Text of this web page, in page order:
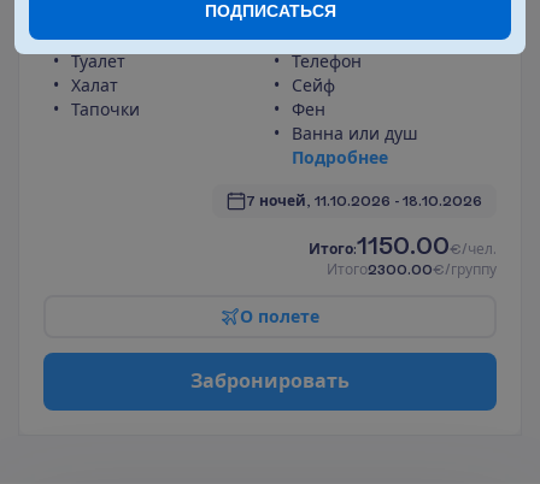
Туалет
Халат
Тапочки
Телефон
Сейф
Фен
Ванна или душ
Подробнее
7 ночей, 11.10.2026 - 18.10.2026
И того:1150.00€/чел.
Итого2300.00€/группу
О полете
Забронировать
ПОДПИСАТЬСЯ